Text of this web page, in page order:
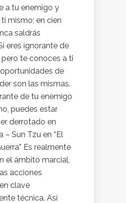
a tu enemigo y
mismo; en cien
saldrás
eres ignorante de
te conoces a ti
de
son las mismas.
de tu enemigo
puedes estar
derrotado en
– Sun Tzu en “El
Es realmente
el ámbito marcial,
acciones
clave
técnica. Así